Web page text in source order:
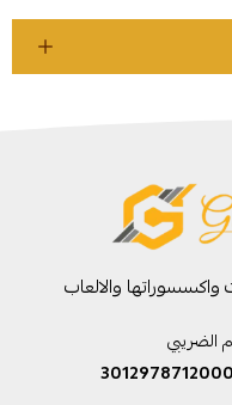
والالعاب
الضريبي